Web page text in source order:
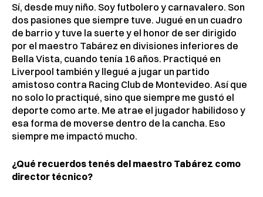
Sí, desde muy niño. Soy futbolero y carnavalero. Son
dos pasiones que siempre tuve. Jugué en un cuadro
de barrio y tuve la suerte y el honor de ser dirigido
por el maestro Tabárez en divisiones inferiores de
Bella Vista, cuando tenía 16 años. Practiqué en
Liverpool también y llegué a jugar un partido
amistoso contra Racing Club de Montevideo. Así que
no solo lo practiqué, sino que siempre me gustó el
deporte como arte. Me atrae el jugador habilidoso y
esa forma de moverse dentro de la cancha. Eso
siempre me impactó mucho.
¿Qué recuerdos tenés del maestro Tabárez como
director técnico?